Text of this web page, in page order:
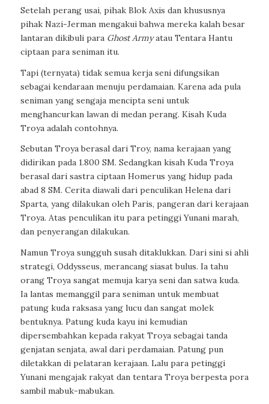
Setelah perang usai, pihak Blok Axis dan khususnya
pihak Nazi-Jerman mengakui bahwa mereka kalah besar
lantaran dikibuli para Ghost Armyatau Tentara Hantu
ciptaan para seniman itu.
Tapi (ternyata) tidak semua kerja seni difungsikan
sebagai kendaraan menuju perdamaian. Karena ada pula
seniman yang sengaja mencipta seni untuk
menghancurkan lawan di medan perang. Kisah Kuda
Troya adalah contohnya.
Sebutan Troya berasal dari Troy, nama kerajaan yang
didirikan pada 1.800 SM. Sedangkan kisah Kuda Troya
berasal dari sastra ciptaan Homerus yang hidup pada
abad 8 SM. Cerita diawali dari penculikan Helena dari
Sparta, yang dilakukan oleh Paris, pangeran dari kerajaan
Troya. Atas penculikan itu para petinggi Yunani marah,
dan penyerangan dilakukan.
Namun Troya sungguh susah ditaklukkan. Dari sini si ahli
strategi, Oddysseus, merancang siasat bulus. Ia tahu
orang Troya sangat memuja karya seni dan satwa kuda.
Ia lantas memanggil para seniman untuk membuat
patung kuda raksasa yang lucu dan sangat molek
bentuknya. Patung kuda kayu ini kemudian
dipersembahkan kepada rakyat Troya sebagai tanda
genjatan senjata, awal dari perdamaian. Patung pun
diletakkan di pelataran kerajaan. Lalu para petinggi
Yunani mengajak rakyat dan tentara Troya berpesta pora
sambil mabuk-mabukan.